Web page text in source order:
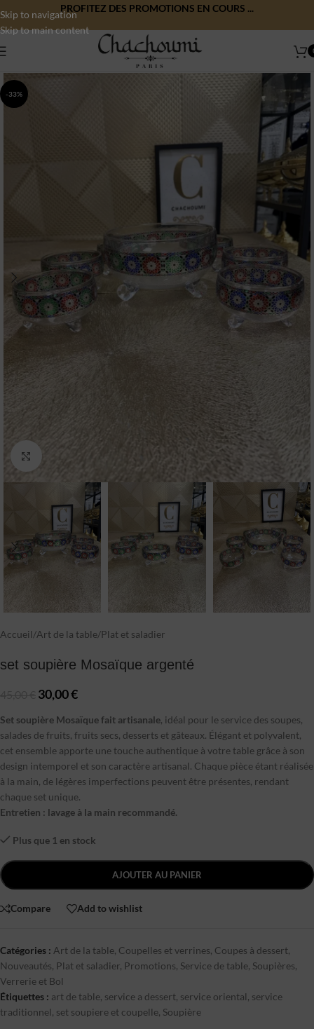
Skip to navigation
Skip to main content
PROFITEZ DES PROMOTIONS EN COURS ...
-33%
Accueil/Art de la table/Plat et saladier
set soupière Mosaïque argenté
30,00€
Set soupière Mosaïque fait artisanale, idéal pour le service des soupes,
salades de fruits, fruits secs, desserts et gâteaux. Élégant et polyvalent,
cet ensemble apporte une touche authentique à votre table grâce à son
design intemporel et son caractère artisanal. Chaque pièce étant réalisée
à la main, de légères imperfections peuvent être présentes, rendant
chaque set unique.
Entretien : lavage à la main recommandé.
Plus que 1 en stock
AJOUTER AU PANIER
Compare Add to wishlist
Catégories : Art de la table, Coupelles et verrines, Coupes à dessert,
Nouveautés, Plat et saladier, Promotions, Service de table, Soupières,
Verrerie et Bol
Étiquettes : art de table, service a dessert, service oriental, service
traditionnel, set soupiere et coupelle, Soupière